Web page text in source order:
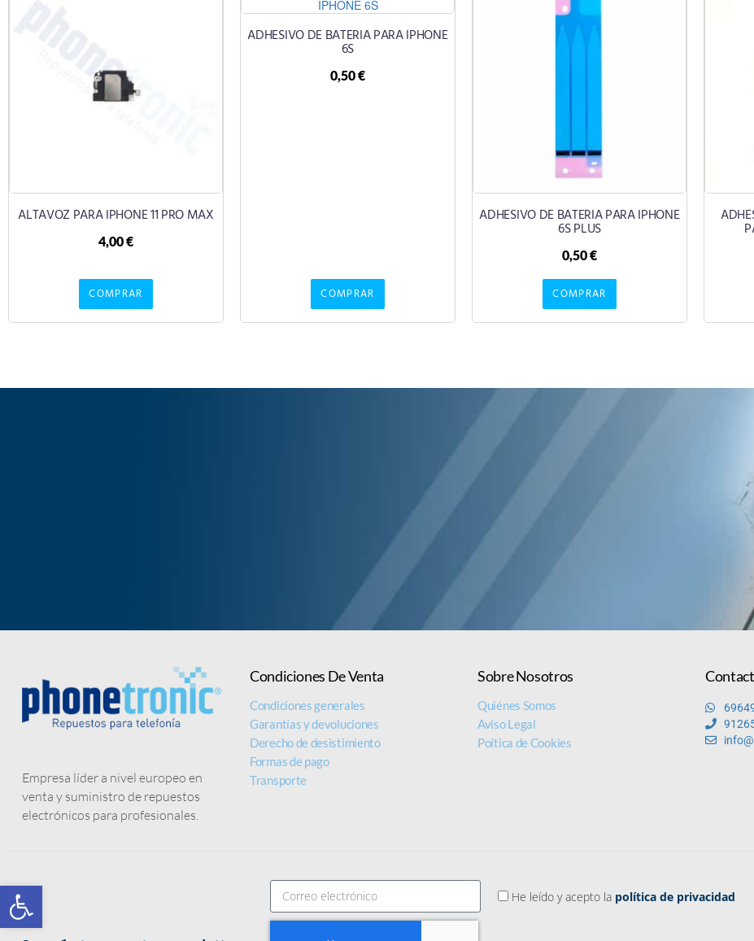
Abrir barra de herramientas
ALTAVOZ PARA IPHONE 11 PRO MAX
4,00€
COMPRAR
ADHESIVO DE BATERIA PARA IPHONE
6S
0,50€
COMPRAR
ADHESIVO DE BATERIA PARA IPHONE
6S PLUS
0,50€
COMPRAR
LAS PANTALLAS
DE IPHONE
más baratas del mercado
MEJOR CALIDAD Y PRECIO
Empresa líder a nivel europeo en
venta y suministro de repuestos
electrónicos para profesionales.
Condiciones De Venta
Condiciones generales
Garantías y devoluciones
Derecho de desistimiento
Formas de pago
Transporte
Sobre Nosotros
Quiénes Somos
Aviso Legal
Poítica de Cookies
He leído y acepto la política de privacidad